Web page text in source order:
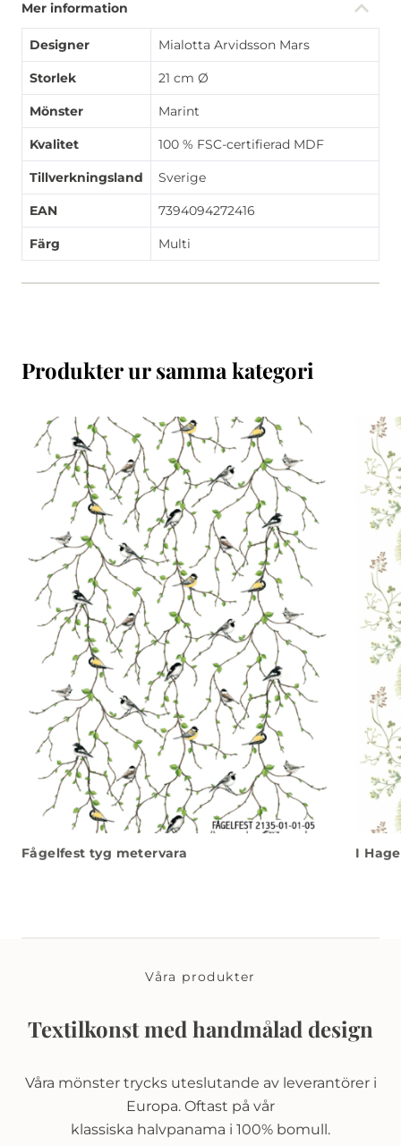
Mer information
Designer Mialotta Arvidsson Mars
Storlek 21 cm Ø
Mönster Marint
Kvalitet 100 % FSC-certifierad MDF
Tillverkningsland Sverige
EAN 7394094272416
Färg Multi
Produkter ur samma kategori
Fågelfest tyg metervara I
Våra produkter
Textilkonst med handmålad design
Våra mönster trycks uteslutande av leverantörer i
Europa. Oftast på vår
klassiska halvpanama i 100% bomull.